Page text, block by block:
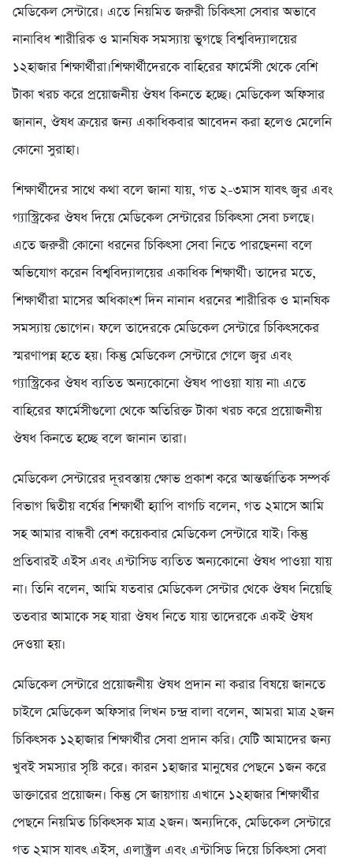
মেডিকেল সেন্টারে। এতে নিয়মিত জরুরী চিকিৎসা সেবার অভাবে
নানাবিধ শারীরিক ও মানষিক সমস্যায় ভুগছে বিশ্ববিদ্যালয়ের
১২হাজার শিক্ষার্থীরা।শিক্ষার্থীদেরকে বাহিরের ফার্মেসী থেকে বেশি
টাকা খরচ করে প্রয়োজনীয় ঔষধ কিনতে হচ্ছে। মেডিকেল অফিসার
জানান, ঔষধ ক্রয়ের জন্য একাধিকবার আবেদন করা হলেও মেলেনি
কোনো সুরাহা।
শিক্ষার্থীদের সাথে কথা বলে জানা যায়, গত ২-৩মাস যাবৎ জ্বর এবং
গ্যাস্ট্রিকের ঔষধ দিয়ে মেডিকেল সেন্টারের চিকিৎসা সেবা চলছে।
এতে জরুরী কোনো ধরনের চিকিৎসা সেবা নিতে পারছেননা বলে
অভিযোগ করেন বিশ্ববিদ্যালয়ের একাধিক শিক্ষার্থী। তাদের মতে,
শিক্ষার্থীরা মাসের অধিকাংশ দিন নানান ধরনের শারীরিক ও মানষিক
সমস্যায় ভোগেন। ফলে তাদেরকে মেডিকেল সেন্টারে চিকিৎসকের
স্মরণাপন্ন হতে হয়। কিন্তু মেডিকেল সেন্টারে গেলে জ্বর এবং
গ্যাস্ট্রিকের ঔষধ ব্যতিত অন্যকোনো ঔষধ পাওয়া যায় না৷ এতে
বাহিরের ফার্মেসীগুলো থেকে অতিরিক্ত টাকা খরচ করে প্রয়োজনীয়
ঔষধ কিনতে হচ্ছে বলে জানান তারা।
মেডিকেল সেন্টারের দূরবস্তায় ক্ষোভ প্রকাশ করে আন্তর্জাতিক সম্পর্ক
বিভাগ দ্বিতীয় বর্ষের শিক্ষার্থী হ্যাপি বাগচি বলেন, গত ২মাসে আমি
সহ আমার বান্ধবী বেশ কয়েকবার মেডিকেল সেন্টারে যাই। কিন্তু
প্রতিবারই এইস এবং এন্টাসিড ব্যতিত অন্যকোনো ঔষধ পাওয়া যায়
না। তিনি বলেন, আমি যতবার মেডিকেল সেন্টার থেকে ঔষধ নিয়েছি
ততবার আমাকে সহ যারা ঔষধ নিতে যায় তাদেরকে একই ঔষধ
দেওয়া হয়।
মেডিকেল সেন্টারে প্রয়োজনীয় ঔষধ প্রদান না করার বিষয়ে জানতে
চাইলে মেডিকেল অফিসার লিখন চন্দ্র বালা বলেন, আমরা মাত্র ২জন
চিকিৎসক ১২হাজার শিক্ষার্থীর সেবা প্রদান করি। যেটি আমাদের জন্য
খুবই সমস্যার সৃষ্টি করে। কারন ১হাজার মানুষের পেছনে ১জন করে
ডাক্তারের প্রয়োজন। কিন্তু সে জায়গায় এখানে ১২হাজার শিক্ষার্থীর
পেছনে নিয়মিত চিকিৎসক মাত্র ২জন। অন্যদিকে, মেডিকেল সেন্টারে
গত ২মাস যাবৎ এইস, এলাক্ট্রল এবং এন্টাসিড দিয়ে চিকিৎসা সেবা